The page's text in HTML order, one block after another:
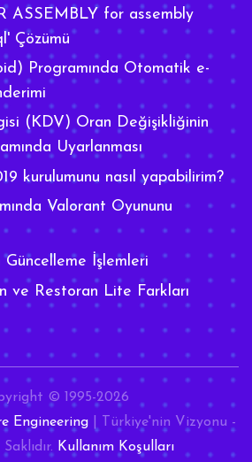
ASSEMBLY for assembly
Çözümü
Programında Otomatik e-
(KDV) Oran Değişikliğinin
Uyarlanması
kurulumunu nasıl yapabilirim?
Valorant Oyununu
İşlemleri
ve Restoran Lite Farkları
© 1995-2026
Engineering| Türkiye'nin Vizyonu -
Kullanım Koşulları